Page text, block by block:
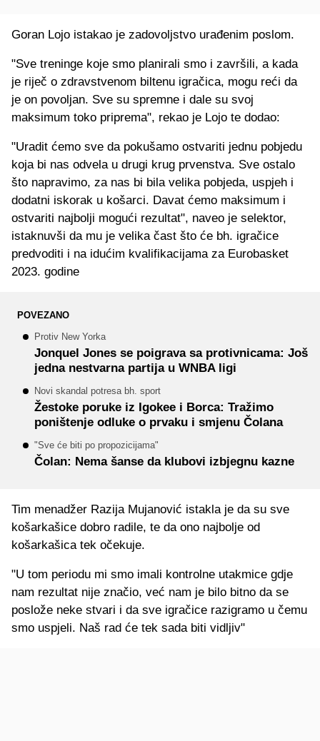
Goran Lojo istakao je zadovoljstvo urađenim poslom.
"Sve treninge koje smo planirali smo i završili, a kada
je riječ o zdravstvenom biltenu igračica, mogu reći da
je on povoljan. Sve su spremne i dale su svoj
maksimum toko priprema", rekao je Lojo te dodao:
"Uradit ćemo sve da pokušamo ostvariti jednu pobjedu
koja bi nas odvela u drugi krug prvenstva. Sve ostalo
što napravimo, za nas bi bila velika pobjeda, uspjeh i
dodatni iskorak u košarci. Davat ćemo maksimum i
ostvariti najbolji mogući rezultat", naveo je selektor,
istaknuvši da mu je velika čast što će bh. igračice
predvoditi i na idućim kvalifikacijama za Eurobasket
2023. godine
POVEZANO
Protiv New Yorka
Jonquel Jones se poigrava sa protivnicama: Još
jedna nestvarna partija u WNBA ligi
Novi skandal potresa bh. sport
Žestoke poruke iz Igokee i Borca: Tražimo
poništenje odluke o prvaku i smjenu Čolana
"Sve će biti po propozicijama"
Čolan: Nema šanse da klubovi izbjegnu kazne
Tim menadžer Razija Mujanović istakla je da su sve
košarkašice dobro radile, te da ono najbolje od
košarkašica tek očekuje.
"U tom periodu mi smo imali kontrolne utakmice gdje
nam rezultat nije značio, već nam je bilo bitno da se
poslože neke stvari i da sve igračice razigramo u čemu
smo uspjeli. Naš rad će tek sada biti vidljiv"